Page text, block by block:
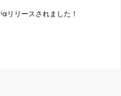
リリースされました！